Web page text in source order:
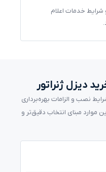
خدمات اعلام
دیزل ژنراتور
نصب و الزامات بهره‌برداری
مبنای انتخاب دقیق‌تر و